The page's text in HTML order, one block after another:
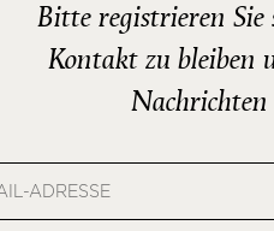
Bitte registrieren
Kontakt zu bleiben